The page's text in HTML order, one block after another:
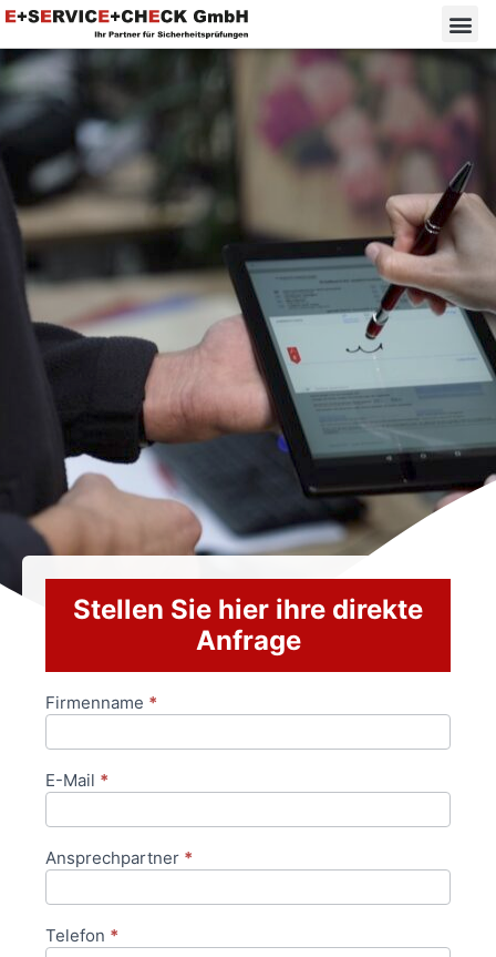
Stellen Sie hier ihre direkte
Anfrage
Anfrageformular
Firmenname *
E-Mail *
Ansprechpartner *
Telefon *